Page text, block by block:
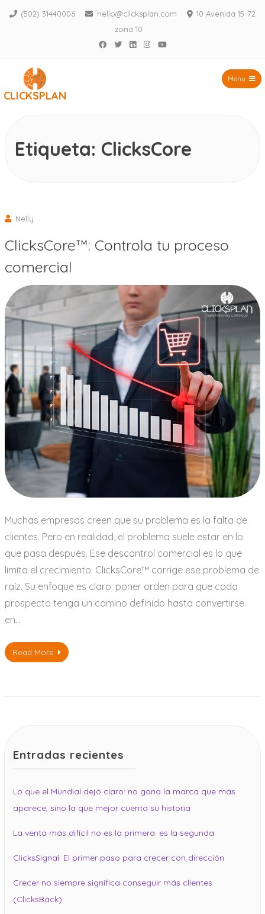
contenido
(502) 31440006 hello@clicksplan.com
10 Avenida 15-72
zona 10
Facebook
TwitterLinkedIn
InstagramYouTube
CLICKSPLAN
Menu
Etiqueta: ClicksCore
Nelly
ClicksCore™: Controla tu proceso
comercial
Muchas empresas creen que su problema es la falta de
clientes. Pero en realidad, el problema suele estar en lo
que pasa después. Ese descontrol comercial es lo que
limita el crecimiento. ClicksCore™ corrige ese problema de
raíz. Su enfoque es claro: poner orden para que cada
prospecto tenga un camino definido hasta convertirse
en…
Read More
Entradas recientes
Lo que el Mundial dejó claro: no gana la marca que más
aparece, sino la que mejor cuenta su historia
La venta más difícil no es la primera: es la segunda
ClicksSignal: El primer paso para crecer con dirección
Crecer no siempre significa conseguir más clientes
(ClicksBack)